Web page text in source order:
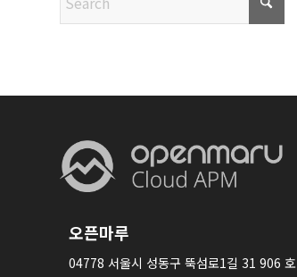
오픈마루
04778 서울시 성동구 뚝섬로1길 31 906 호